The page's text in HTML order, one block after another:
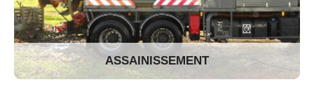
ASSAINISSEMENT